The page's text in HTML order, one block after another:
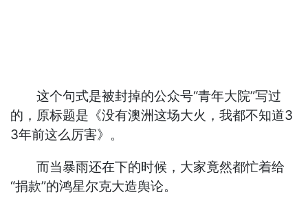
这个句式是被封掉的公众号“青年大院”写过
的，原标题是《没有澳洲这场大火，我都不知道3
3年前这么厉害》。
而当暴雨还在下的时候，大家竟然都忙着给
“捐款”的鸿星尔克大造舆论。